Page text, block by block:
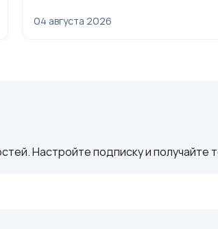
04 августа 2026
Настройте подписку и получайте